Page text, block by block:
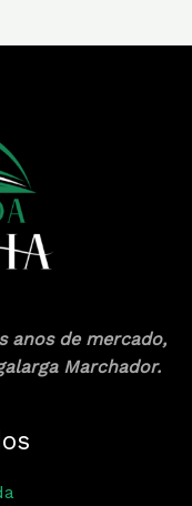
anos de mercado,
Marchador.